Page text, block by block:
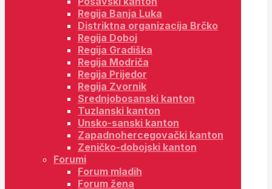
Regija Banja Luka
Distriktna organizacija Brčko
Regija Doboj
Regija Gradiška
Regija Modriča
Regija Prijedor
Regija Zvornik
Srednjobosanski kanton
Tuzlanski kanton
Unsko-sanski kanton
Zapadnohercegovački kanton
Zeničko-dobojski kanton
Forumi
Forum mladih
Forum žena